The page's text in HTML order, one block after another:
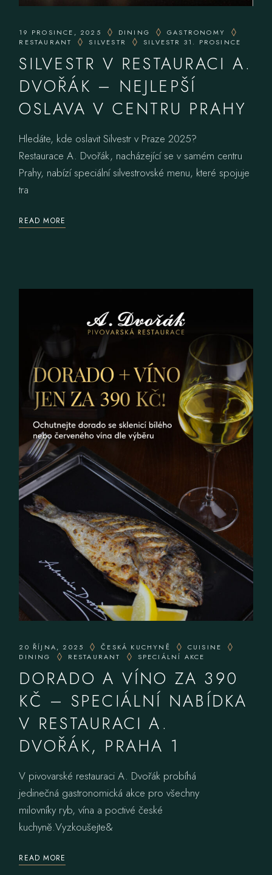
19 PROSINCE, 2025 DINING
GASTRONOMY
RESTAURANT
SILVESTR SILVESTR 31. PROSINCE
SILVESTR V RESTAURACI A.
DVOŘÁK – NEJLEPŠÍ
OSLAVA V CENTRU PRAHY
Hledáte, kde oslavit Silvestr v Praze 2025?
Restaurace A. Dvořák, nacházející se v samém centru
Prahy, nabízí speciální silvestrovské menu, které spojuje
tra
READ MORE
20 ŘÍJNA, 2025 ČESKÁ KUCHYNĚ
CUISINE
DINING
RESTAURANT SPECIÁLNÍ AKCE
DORADO A VÍNO ZA 390
KČ – SPECIÁLNÍ NABÍDKA
V RESTAURACI A.
DVOŘÁK, PRAHA 1
V pivovarské restauraci A. Dvořák probíhá
jedinečná gastronomická akce pro všechny
milovníky ryb, vína a poctivé české
kuchyně.Vyzkoušejte&
READ MORE